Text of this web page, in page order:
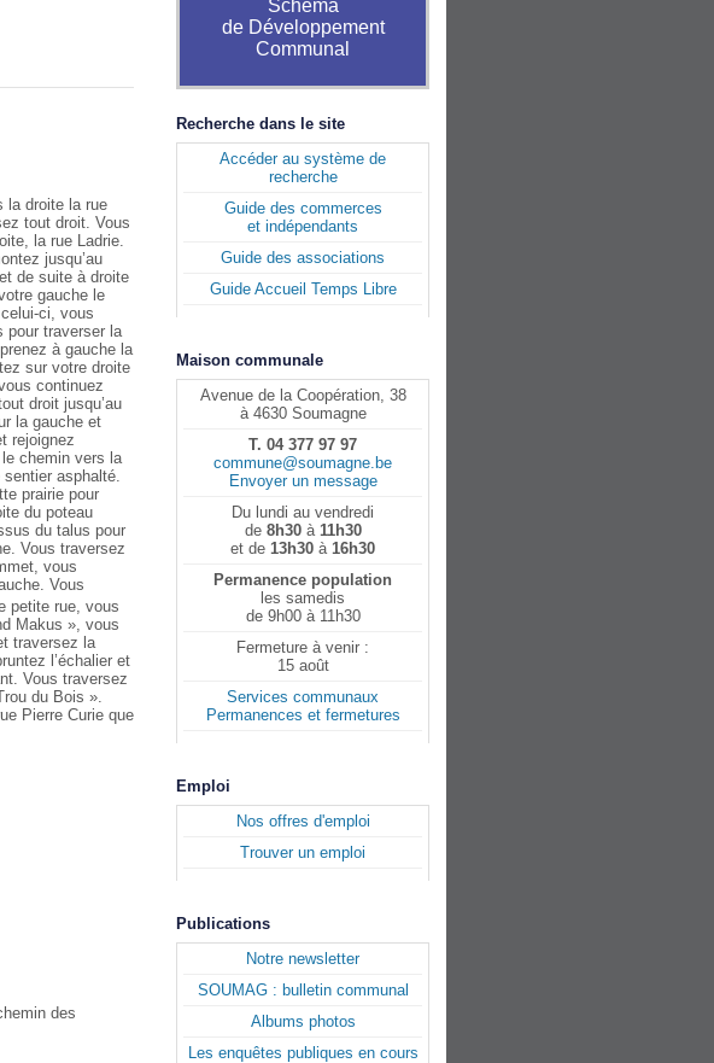
la droite la rue
tout droit. Vous
la rue Ladrie.
jusqu’au
de suite à droite
gauche le
ci, vous
pour traverser la
à gauche la
sur votre droite
continuez
droit jusqu’au
la gauche et
rejoignez
chemin vers la
asphalté.
prairie pour
du poteau
du talus pour
Vous traversez
vous
Vous
petite rue, vous
Makus », vous
traversez la
l’échalier et
Vous traversez
du Bois ».
Pierre Curie que
Schéma
de Développement
Communal
Recherche dans le site
Accéder au système de
recherche
Guide des commerces
et indépendants
Guide des associations
Guide Accueil Temps Libre
Maison communale
Avenue de la Coopération, 38
à 4630 Soumagne
T. 04 377 97 97
commune@soumagne.be
Envoyer un message
Du lundi au vendredi
de 8h30à 11h30
et de 13h30 à 16h30
Permanence population
les samedis
de 9h00 à 11h30
Fermeture à venir :
15 août
Services communaux
Permanences et fermetures
Emploi
Nos offres d'emploi
Trouver un emploi
Publications
Notre newsletter
SOUMAG : bulletin communal
Albums photos
Les enquêtes publiques en cours